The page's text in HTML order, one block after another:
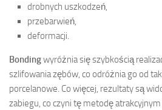
drobnych uszkodzeń,
przebarwień,
deformacji.
Bondingwyróżnia się szybkością
szlifowania zębów, co odróżnia go od
porcelanowe. Co więcej, rezultaty są
zabiegu, co czyni tę metodę